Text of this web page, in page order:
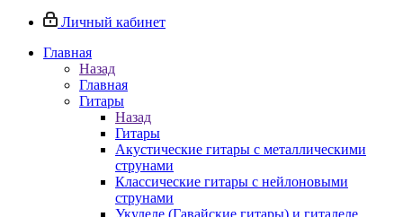
Личный кабинет
Главная
Назад
Главная
Гитары
Назад
Гитары
Акустические гитары с металлическими
струнами
Классические гитары с нейлоновыми
струнами
Укулеле (Гавайские гитары) и гиталеле